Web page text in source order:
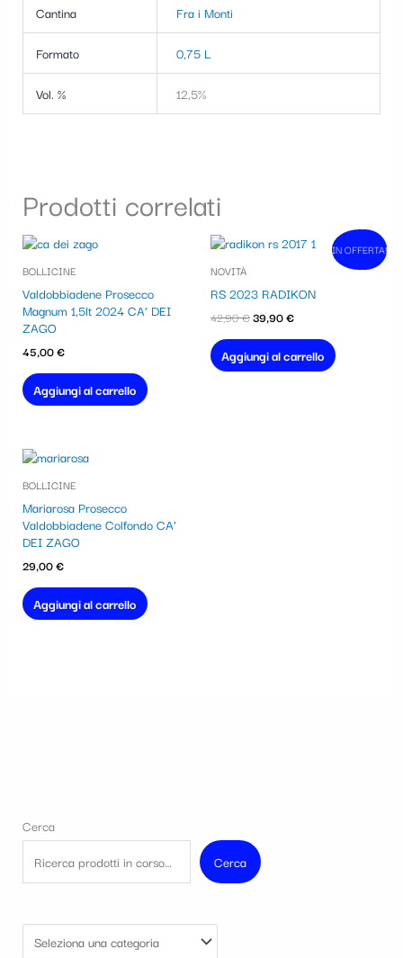
Cantina Fra i Monti
Formato 0,75 L
Vol. % 12,5%
Prodotti correlati
BOLLICINE
Valdobbiadene Prosecco
Magnum 1,5lt 2024 CA’ DEI
ZAGO
45,00€
Aggiungi al carrello
In vendita!
IN OFFERTA!
NOVITÀ
RS 2023 RADIKON
42,90€
Il
era:
39,90€
Il
è:
Aggiungi al carrello
BOLLICINE
Mariarosa Prosecco
Valdobbiadene Colfondo CA’
DEI ZAGO
29,00€
Aggiungi al carrello
Cerca
Cerca